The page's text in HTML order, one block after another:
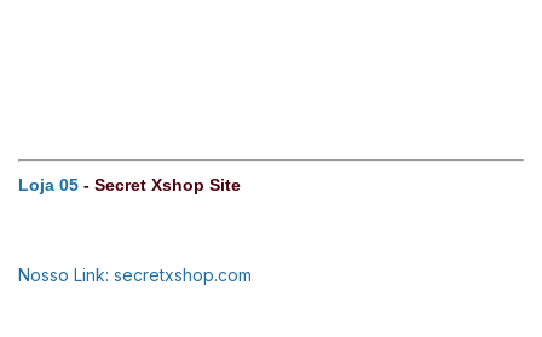
Loja 05 - Secret Xshop Site
Nosso Link: secretxshop.com